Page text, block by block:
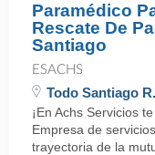
Paramédico
Rescate De
Santiago
ESACHS
Todo Santiago
¡En Achs Servicios
Empresa de
trayectoria de la